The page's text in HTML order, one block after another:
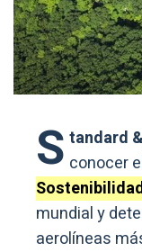
S tandard
conocer
mundial y
aerolíneas